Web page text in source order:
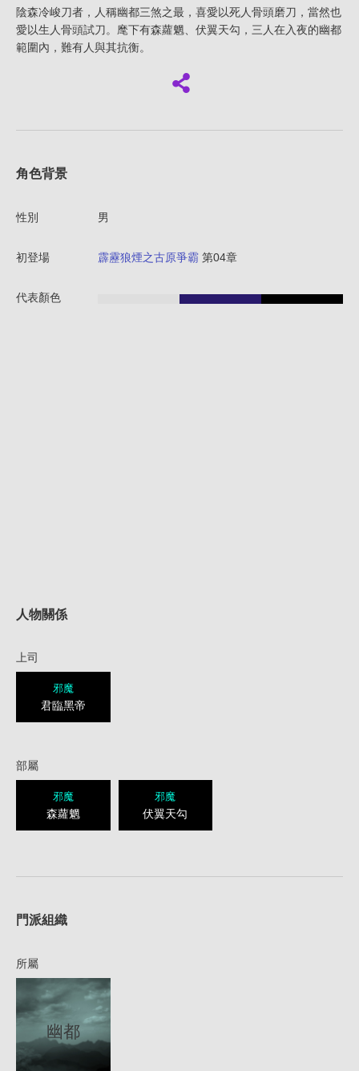
陰森冷峻刀者，人稱幽都三煞之最，喜愛以死人骨頭磨刀，當然也
愛以生人骨頭試刀。麾下有森蘿魍、伏翼天勾，三人在入夜的幽都
範圍內，難有人與其抗衡。
角色背景
性別 男
初登場 霹靂狼煙之古原爭霸 第04章
代表顏色
人物關係
上司
邪魔
君臨黑帝
部屬
邪魔
森蘿魍
邪魔
伏翼天勾
門派組織
所屬
幽都